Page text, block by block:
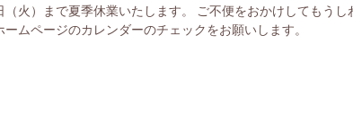
（火）まで夏季休業いたします。 ご不便をおかけしてもう
ムページのカレンダーのチェックをお願いします。